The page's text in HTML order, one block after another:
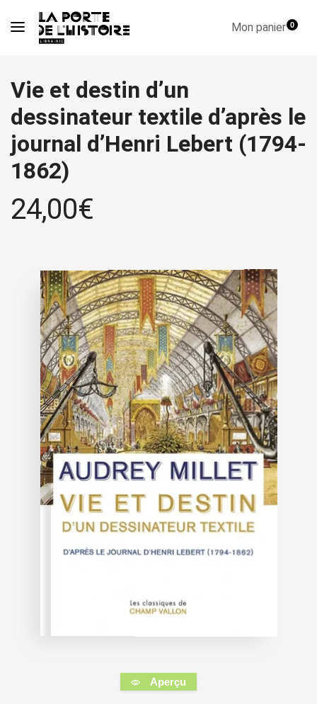
Mon panier0
Vie et destin d’un
dessinateur textile d’après le
journal d’Henri Lebert (1794-
1862)
24,00€
Aperçu